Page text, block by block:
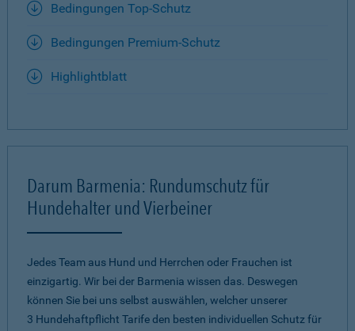
Bedingungen Top-Schutz
Bedingungen Premium-Schutz
Highlightblatt
Darum Barmenia: Rundumschutz für
Hundehalter und Vierbeiner
Jedes Team aus Hund und Herrchen oder Frauchen ist
einzigartig. Wir bei der Barmenia wissen das. Deswegen
können Sie bei uns selbst auswählen, welcher unserer
3 Hundehaftpflicht Tarife den besten individuellen Schutz für